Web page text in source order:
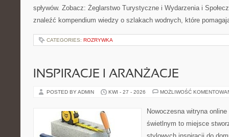
spływów. Zobacz: Żeglarstwo Turystyczne i Wydarzenia i
znaleźć kompendium wiedzy o szlakach wodnych, które
CATEGORIES: ROZRYWKA
INSPIRACJE I ARANŻACJE
POSTED BY ADMIN KWI - 27 - 2026 MOŻLIWOŚĆ
Nowoczesna witryna
świetlnym to miejsce